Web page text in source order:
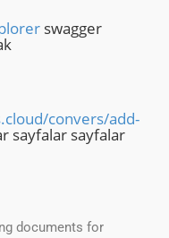
swagger
convers/add-
sayfalar sayfalar
documents for